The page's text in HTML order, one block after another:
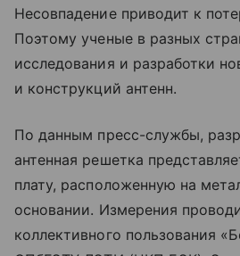
Несовпадение приводит к
Поэтому ученые в разных
исследования и разработки
и конструкций антенн.
По данным пресс-службы,
антенная решетка
плату, расположенную на
основании. Измерения
коллективного пользования